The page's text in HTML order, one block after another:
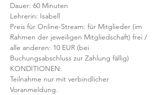
Dauer: 60 Minuten
Lehrerin: Isabell
Preis für Online-Stream: für Mitglieder (im
Rahmen der jeweiligen Mitgliedschaft) frei /
alle anderen: 10 EUR (bei
Buchungsabschluss zur Zahlung fällig)
KONDITIONEN:
Teilnahme nur mit verbindlicher
Voranmeldung.